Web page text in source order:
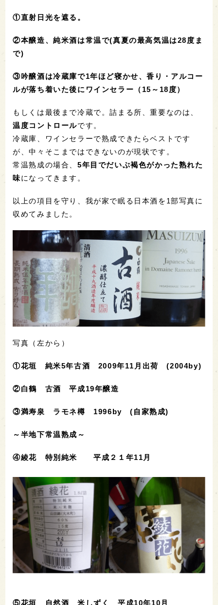
①直射日光を遮る。
②本醸造、純米酒は常温で(真夏の最高気温は28度ま
で)
③吟醸酒は冷蔵庫で1年ほど寝かせ、香り・アルコー
ルが落ち着いた後にワインセラー（15～18度）
もしくは最後まで冷蔵で。詰まる所、重要なのは、
温度コントロールです。
冷蔵庫、ワインセラーで熟成できたらベストです
が、中々そこまではできないのが現状です。
常温熟成の場合、5年目でだいぶ褐色がかった熟れた
味になってきます。
以上の項目を守り、我が家で眠る日本酒を1部写真に
収めてみました。
写真（左から）
①花垣 純米5年古酒 2009年11月出荷 (2004by)
②白鶴 古酒 平成19年醸造
③満寿泉 ラモネ樽 1996by (自家熟成)
～半地下常温熟成～
④綾花 特別純米 平成２１年11月
⑤花垣 自然酒 米しずく 平成10年10月